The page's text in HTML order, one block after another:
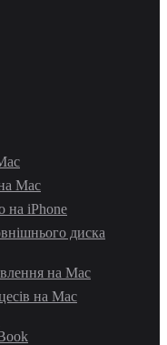
Mac
на iPhone
диска
на Mac
на Mac